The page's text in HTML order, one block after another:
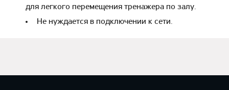
для легкого перемещения тренажера по залу.
Не нуждается в подключении к сети.